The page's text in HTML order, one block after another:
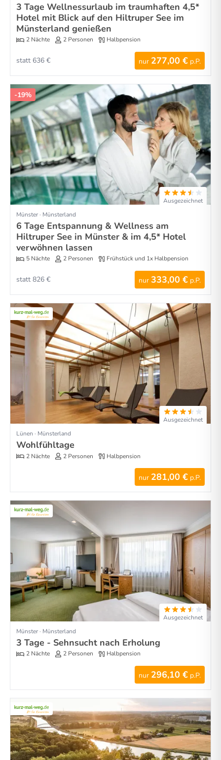
3 Tage Wellnessurlaub im traumhaften 4,5*
Hotel mit Blick auf den Hiltruper See im
Münsterland genießen
2 Nächte 2 Personen Halbpension
nur 277,00 € p.P.
statt 636 €
-19%
Ausgezeichnet
Münster · Münsterland
6 Tage Entspannung & Wellness am
Hiltruper See in Münster & im 4,5* Hotel
verwöhnen lassen
5 Nächte 2 Personen Frühstück und 1x Halbpension
nur 333,00 € p.P.
statt 826 €
Ausgezeichnet
Lünen · Münsterland
Wohlfühltage
2 Nächte 2 Personen Halbpension
nur 281,00 € p.P.
Ausgezeichnet
Münster · Münsterland
3 Tage - Sehnsucht nach Erholung
2 Nächte 2 Personen Halbpension
nur 296,10 € p.P.